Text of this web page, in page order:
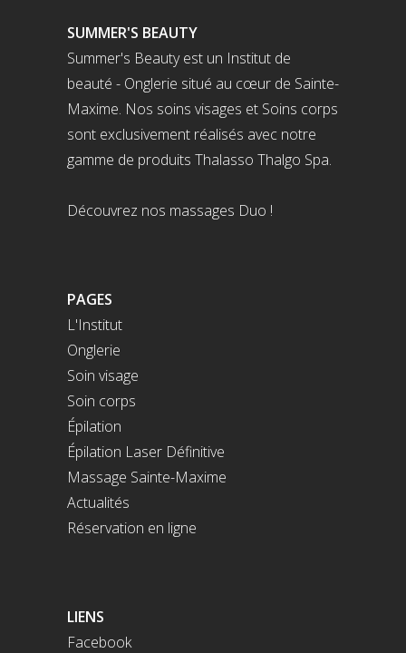
SUMMER'S BEAUTY
Summer's Beauty est un Institut de
beauté - Onglerie situé au cœur de Sainte-
Maxime. Nos soins visages et Soins corps
sont exclusivement réalisés avec notre
gamme de produits Thalasso Thalgo Spa.
Découvrez nos massages Duo !
PAGES
L'Institut
Onglerie
Soin visage
Soin corps
Épilation
Épilation Laser Définitive
Massage Sainte-Maxime
Actualités
Réservation en ligne
LIENS
Facebook